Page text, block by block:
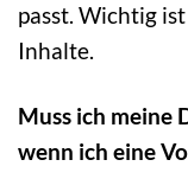
passt. Wichtig
Inhalte.
Muss ich meine
wenn ich eine